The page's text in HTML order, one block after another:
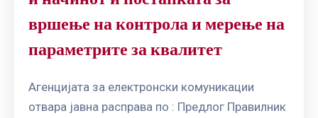
вршење на контрола и мерење на
параметрите за квалитет
Агенцијата за електронски комуникации
отвара јавна расправа по : Предлог Правилник